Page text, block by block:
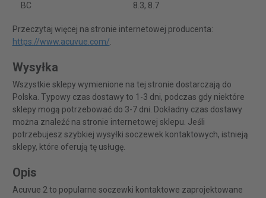
BC 8.3, 8.7
Przeczytaj więcej na stronie internetowej producenta:
https://www.acuvue.com/.
Wysyłka
Wszystkie sklepy wymienione na tej stronie dostarczają do
Polska. Typowy czas dostawy to 1-3 dni, podczas gdy niektóre
sklepy mogą potrzebować do 3-7 dni. Dokładny czas dostawy
można znaleźć na stronie internetowej sklepu. Jeśli
potrzebujesz szybkiej wysyłki soczewek kontaktowych, istnieją
sklepy, które oferują tę usługę.
Opis
Acuvue 2 to popularne soczewki kontaktowe zaprojektowane